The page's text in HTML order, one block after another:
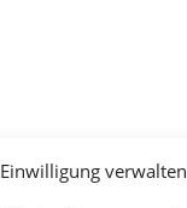
Einwilligung verwalten